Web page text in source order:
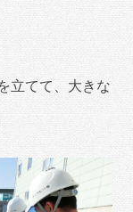
立てて、大きな